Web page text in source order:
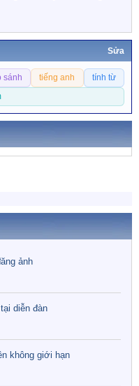
Sửa
sánh tiếng anh
tính từ
ảnh
diễn đàn
không giới hạn